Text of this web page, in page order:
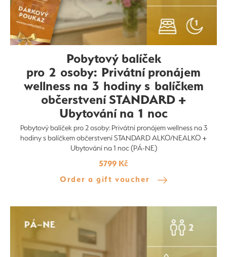
Pobytový balíček
pro 2 osoby: Privátní pronájem
wellness na 3 hodiny s balíčkem
občerstvení STANDARD +
Ubytování na 1 noc
Pobytový balíček pro 2 osoby: Privátní pronájem wellness na 3
hodiny s balíčkem občerstvení STANDARD ALKO/NEALKO +
Ubytování na 1 noc (PÁ-NE)
5799 Kč
Order a gift voucher